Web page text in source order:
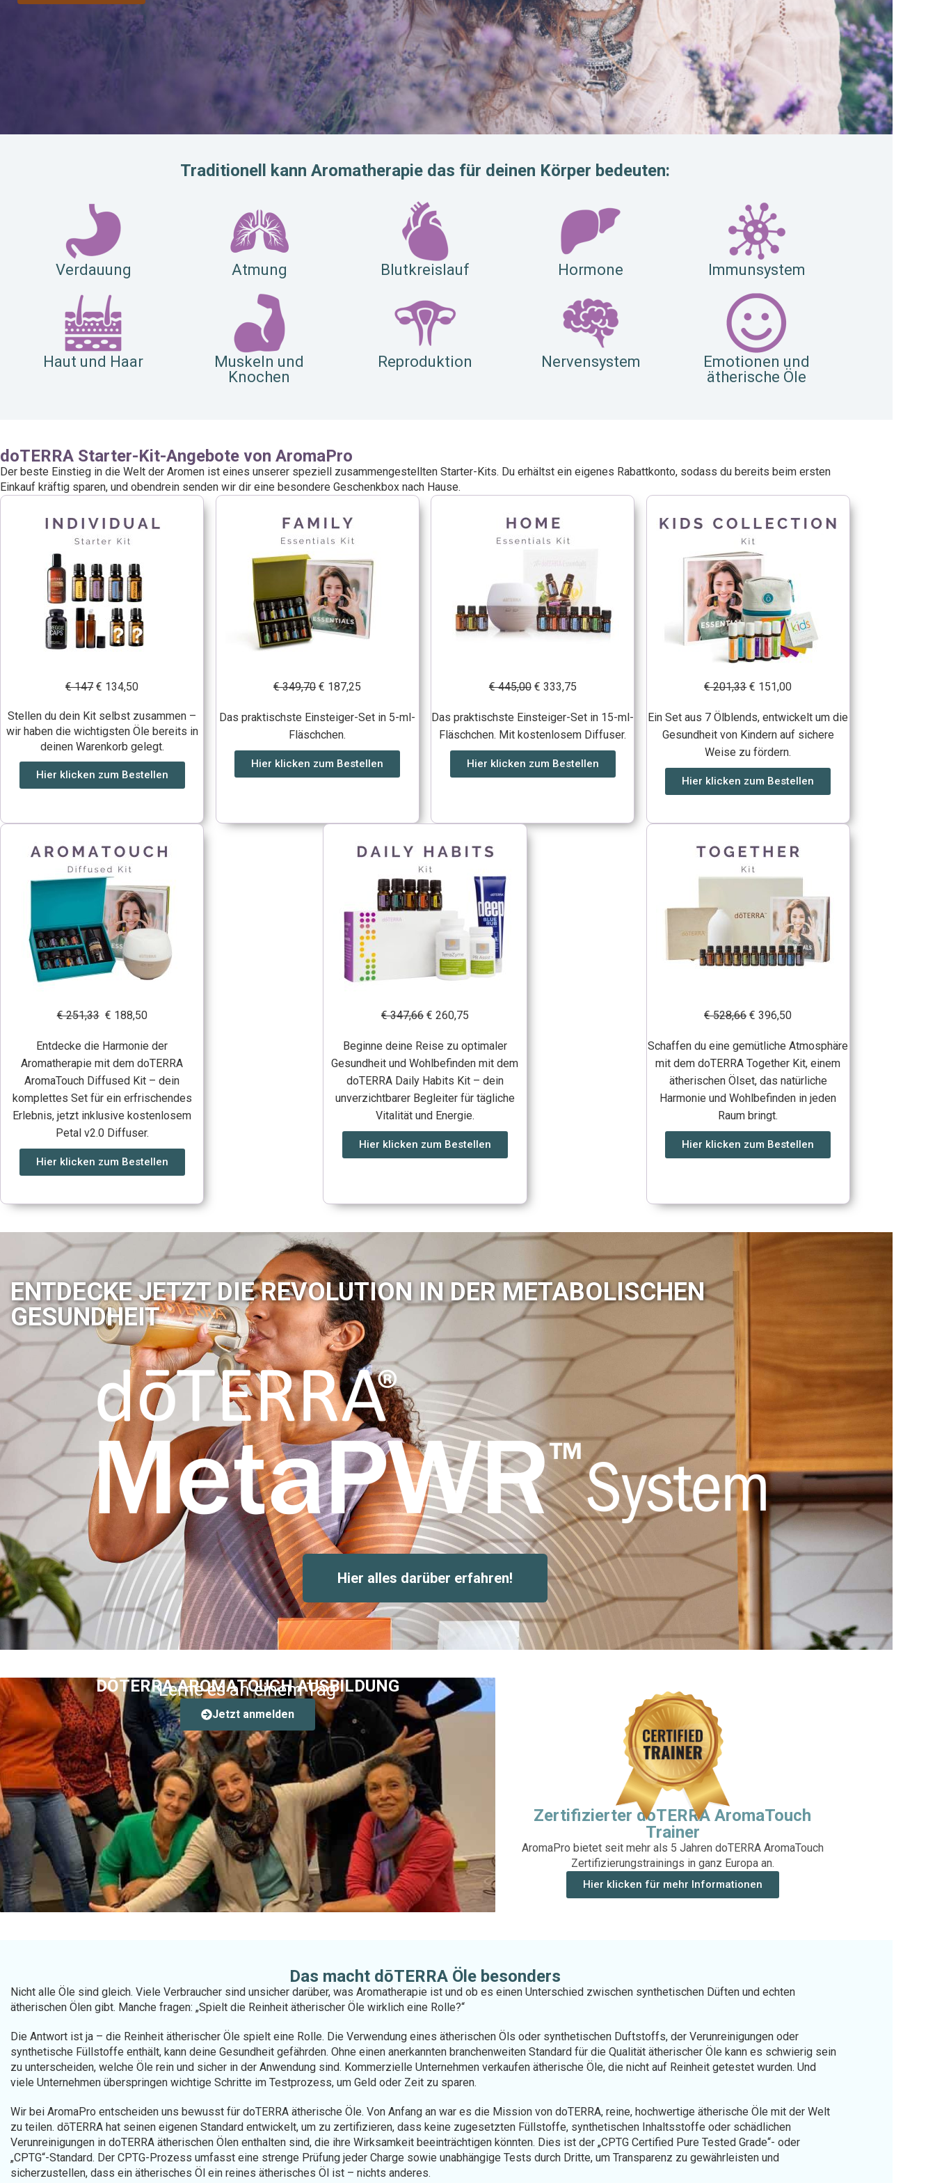
Traditionell kann Aromatherapie das für deinen Körper bedeuten:
Verdauung Atmung Blutkreislauf Hormone Immunsystem
Haut und Haar
Muskeln und
Knochen
Reproduktion Nervensystem
Emotionen und
ätherische Öle
doTERRA Starter-Kit-Angebote von AromaPro
Der beste Einstieg in die Welt der Aromen ist eines unserer speziell zusammengestellten Starter-Kits. Du erhältst ein eigenes Rabattkonto, sodass du bereits beim ersten
Einkauf kräftig sparen, und obendrein senden wir dir eine besondere Geschenkbox nach Hause.
€ 147€ 134,50
Stellen du dein Kit selbst zusammen –
wir haben die wichtigsten Öle bereits in
deinen Warenkorb gelegt.
Hier klicken zum Bestellen
€ 349,70€ 187,25
Das praktischste Einsteiger-Set in 5-ml-
Fläschchen.
Hier klicken zum Bestellen
€ 445,00€ 333,75
Das praktischste Einsteiger-Set in 15-ml-
Fläschchen. Mit kostenlosem Diffuser.
Hier klicken zum Bestellen
€ 201,33€ 151,00
Ein Set aus 7 Ölblends, entwickelt um die
Gesundheit von Kindern auf sichere
Weise zu fördern.
Hier klicken zum Bestellen
€ 251,33€ 188,50
Entdecke die Harmonie der
Aromatherapie mit dem doTERRA
AromaTouch Diffused Kit – dein
komplettes Set für ein erfrischendes
Erlebnis, jetzt inklusive kostenlosem
Petal v2.0 Diffuser.
Hier klicken zum Bestellen
€ 347,66€ 260,75
Beginne deine Reise zu optimaler
Gesundheit und Wohlbefinden mit dem
doTERRA Daily Habits Kit – dein
unverzichtbarer Begleiter für tägliche
Vitalität und Energie.
Hier klicken zum Bestellen
€ 528,66€ 396,50
Schaffen du eine gemütliche Atmosphäre
mit dem doTERRA Together Kit, einem
ätherischen Ölset, das natürliche
Harmonie und Wohlbefinden in jeden
Raum bringt.
Hier klicken zum Bestellen
ENTDECKE JETZT DIE REVOLUTION IN DER METABOLISCHEN
GESUNDHEIT
Hier alles darüber erfahren!
DŌTERRA AROMATOUCH AUSBILDUNG
Lerne es an einem Tag
Jetzt anmelden
Zertifizierter doTERRA AromaTouch
Trainer
AromaPro bietet seit mehr als 5 Jahren doTERRA AromaTouch
Zertifizierungstrainings in ganz Europa an.
Hier klicken für mehr Informationen
Das macht dōTERRA Öle besonders
Nicht alle Öle sind gleich. Viele Verbraucher sind unsicher darüber, was Aromatherapie ist und ob es einen Unterschied zwischen synthetischen Düften und echten
ätherischen Ölen gibt. Manche fragen: „Spielt die Reinheit ätherischer Öle wirklich eine Rolle?“
Die Antwort ist ja – die Reinheit ätherischer Öle spielt eine Rolle. Die Verwendung eines ätherischen Öls oder synthetischen Duftstoffs, der Verunreinigungen oder
synthetische Füllstoffe enthält, kann deine Gesundheit gefährden. Ohne einen anerkannten branchenweiten Standard für die Qualität ätherischer Öle kann es schwierig sein
zu unterscheiden, welche Öle rein und sicher in der Anwendung sind. Kommerzielle Unternehmen verkaufen ätherische Öle, die nicht auf Reinheit getestet wurden. Und
viele Unternehmen überspringen wichtige Schritte im Testprozess, um Geld oder Zeit zu sparen.
Wir bei AromaPro entscheiden uns bewusst für doTERRA ätherische Öle. Von Anfang an war es die Mission von doTERRA, reine, hochwertige ätherische Öle mit der Welt
zu teilen. dōTERRA hat seinen eigenen Standard entwickelt, um zu zertifizieren, dass keine zugesetzten Füllstoffe, synthetischen Inhaltsstoffe oder schädlichen
Verunreinigungen in doTERRA ätherischen Ölen enthalten sind, die ihre Wirksamkeit beeinträchtigen könnten. Dies ist der „CPTG Certified Pure Tested Grade“- oder
„CPTG“-Standard. Der CPTG-Prozess umfasst eine strenge Prüfung jeder Charge sowie unabhängige Tests durch Dritte, um Transparenz zu gewährleisten und
sicherzustellen, dass ein ätherisches Öl ein reines ätherisches Öl ist – nichts anderes.